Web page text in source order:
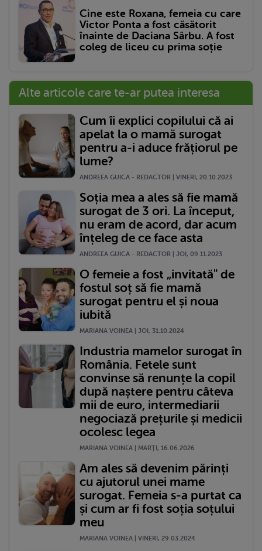
Cine este Roxana, femeia cu care
Victor Ponta a fost căsătorit
înainte de Daciana Sârbu. A fost
coleg de liceu cu prima soție
Alte articole care te-ar putea interesa
Cum îi explici copilului că ai
apelat la o mamă surogat
pentru a-i aduce frățiorul pe
lume?
ANDREEA GUICA - REDACTOR | VINERI, 20.10.2023
Soția mea a ales să fie mamă
surogat de 3 ori. La început,
nu eram de acord, dar acum
înțeleg de ce face asta
ANDREEA GUICA - REDACTOR | JOI, 09.11.2023
O femeie a fost „invitată" de
fostul soț să fie mamă
surogat pentru el și noua
iubită
MARIANA VOINEA | JOI, 31.10.2024
Industria mamelor surogat în
România. Fetele sunt
convinse să renunțe la copil
după naștere pentru câteva
mii de euro, intermediarii
negociază prețurile și medicii
ocolesc legea
MARIANA VOINEA | MARŢI, 16.06.2026
Am ales să devenim părinți
cu ajutorul unei mame
surogat. Femeia s-a purtat ca
și cum ar fi fost soția soțului
meu
MARIANA VOINEA | VINERI, 29.03.2024